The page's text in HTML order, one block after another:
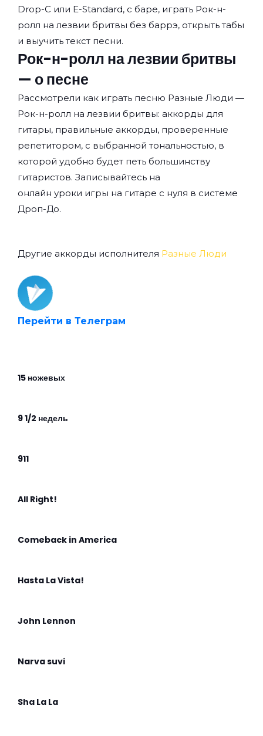
Drop-C или E-Standard, с баре, играть Рок-н-
ролл на лезвии бритвы без баррэ, открыть табы
и выучить текст песни.
Рок-н-ролл на лезвии бритвы
— о песне
Рассмотрели как играть песню Разные Люди —
Рок-н-ролл на лезвии бритвы: аккорды для
гитары, правильные аккорды, проверенные
репетитором, с выбранной тональностью, в
которой удобно будет петь большинству
гитаристов. Записывайтесь на
онлайн уроки игры на гитаре с нуля в системе
Дроп-До.
Другие аккорды исполнителя Разные Люди
Перейти в Телеграм
15 ножевых
9 1/2 недель
911
All Right!
Comeback in America
Hasta La Vista!
John Lennon
Narva suvi
Sha La La